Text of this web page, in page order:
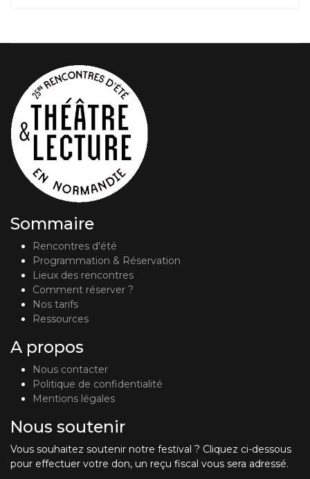
Sommaire
Rencontres d'été
Programmation & Réservation
Lieux des rencontres
Comment réserver ?
Nos tarifs
Ressources
A propos
Nous contacter
Politique de confidentialité
Mentions légales
Nous soutenir
Vous souhaitez soutenir notre festival ? Cliquez ci-dessous
pour effectuer votre don, un reçu fiscal vous sera adressé.